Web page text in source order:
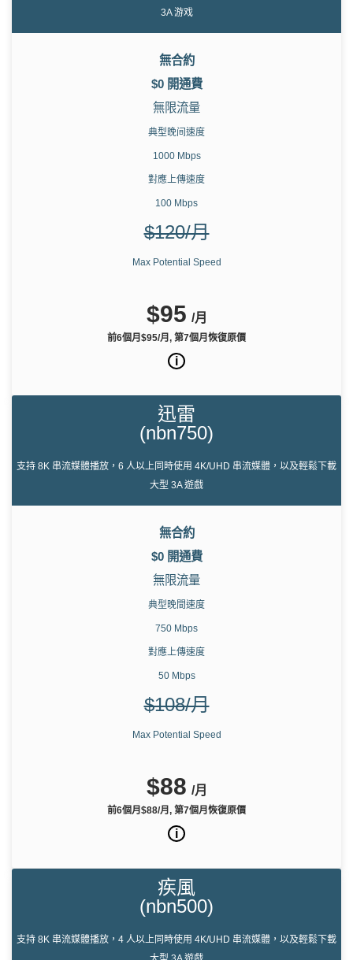
3A 游戏
無合約
$0 開通費
無限流量
典型晚间速度
1000 Mbps
對應上傳速度
100 Mbps
$120/月
Max Potential Speed
$95 /月
前6個月$95/月, 第7個月恢復原價
i
迅雷
(nbn750)
支持 8K 串流媒體播放，6 人以上同時使用 4K/UHD 串流媒體，以及輕鬆下載
大型 3A 遊戲
無合約
$0 開通費
無限流量
典型晚間速度
750 Mbps
對應上傳速度
50 Mbps
$108/月
Max Potential Speed
$88 /月
前6個月$88/月, 第7個月恢復原價
i
疾風
(nbn500)
支持 8K 串流媒體播放，4 人以上同時使用 4K/UHD 串流媒體，以及輕鬆下載